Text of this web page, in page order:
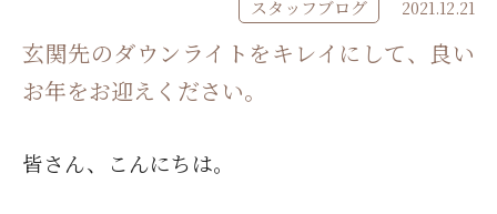
スタッフブログ 2021.12.21
玄関先のダウンライトをキレイにして、良い
お年をお迎えください。
皆さん、こんにちは。